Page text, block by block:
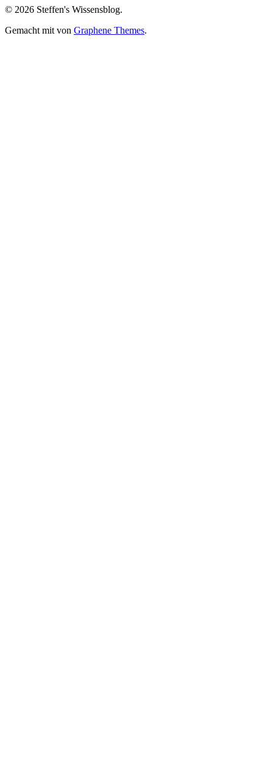
anzeigen
anzeigenanzeigenGoogle+
anzeigen
anzeigen
© 2026 Steffen's Wissensblog.
Gemacht mit von Graphene Themes.